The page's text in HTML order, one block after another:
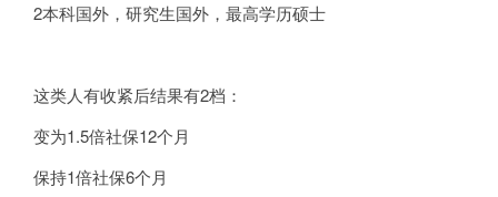
2本科国外，研究生国外，最高学历硕士
这类人有收紧后结果有2档：
变为1.5倍社保12个月
保持1倍社保6个月